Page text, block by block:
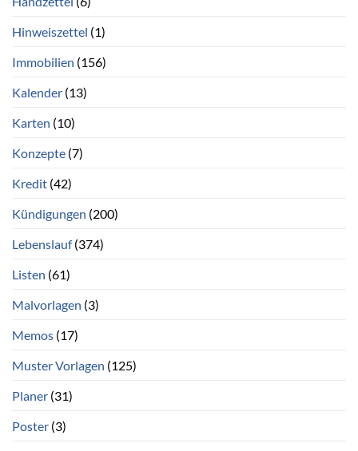
Hinweiszettel (1)
Immobilien (156)
Kalender (13)
Karten (10)
Konzepte (7)
Kredit (42)
Kündigungen (200)
Lebenslauf(374)
Listen (61)
Malvorlagen (3)
Memos (17)
Muster Vorlagen (125)
Planer (31)
Poster (3)